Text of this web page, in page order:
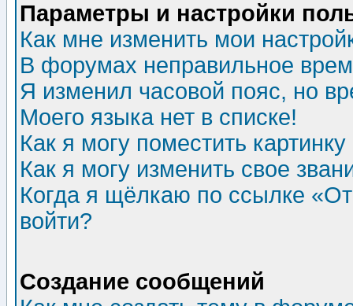
Параметры и настройки
Как мне изменить мои
В форумах неправильное
Я изменил часовой пояс, но
Моего языка нет в списке!
Как я могу поместить
Как я могу изменить свое
Когда я щёлкаю по ссылке
войти?
Создание сообщений